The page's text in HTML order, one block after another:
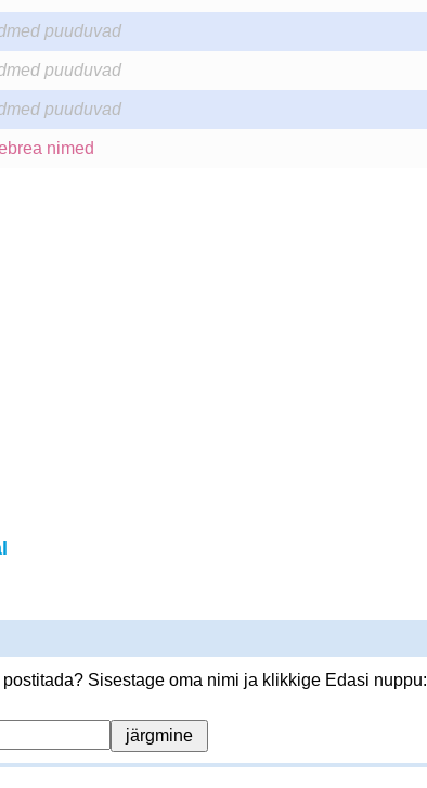
puuduvad
puuduvad
puuduvad
nimed
Sisestage oma nimi ja klikkige Edasi nuppu: